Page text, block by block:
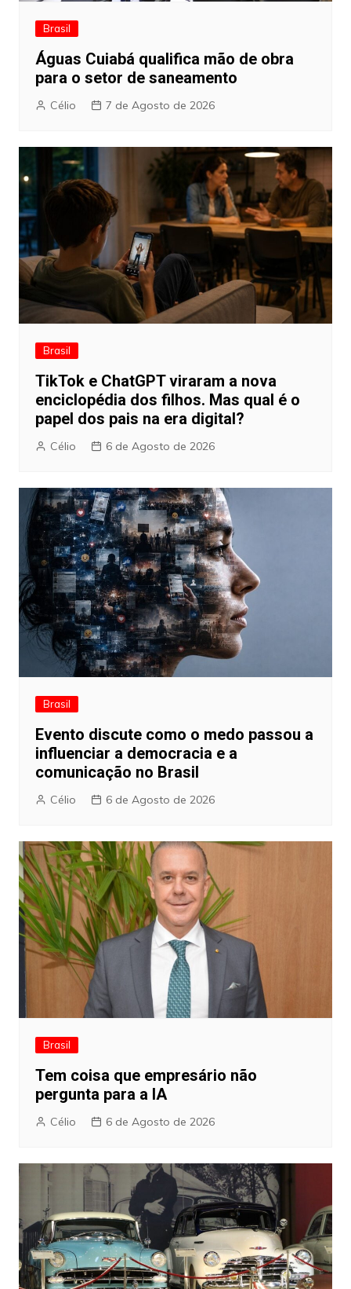
Brasil
Águas Cuiabá qualifica mão de obra
para o setor de saneamento
Célio 7 de Agosto de 2026
Brasil
TikTok e ChatGPT viraram a nova
enciclopédia dos filhos. Mas qual é o
papel dos pais na era digital?
Célio 6 de Agosto de 2026
Brasil
Evento discute como o medo passou a
influenciar a democracia e a
comunicação no Brasil
Célio 6 de Agosto de 2026
Brasil
Tem coisa que empresário não
pergunta para a IA
Célio 6 de Agosto de 2026